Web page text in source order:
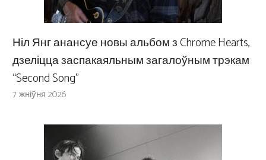
Ніл Янг анансуе новы альбом з Chrome Hearts,
дзеліцца заспакаяльным загалоўным трэкам
“Second Song”
7 жніўня 2026